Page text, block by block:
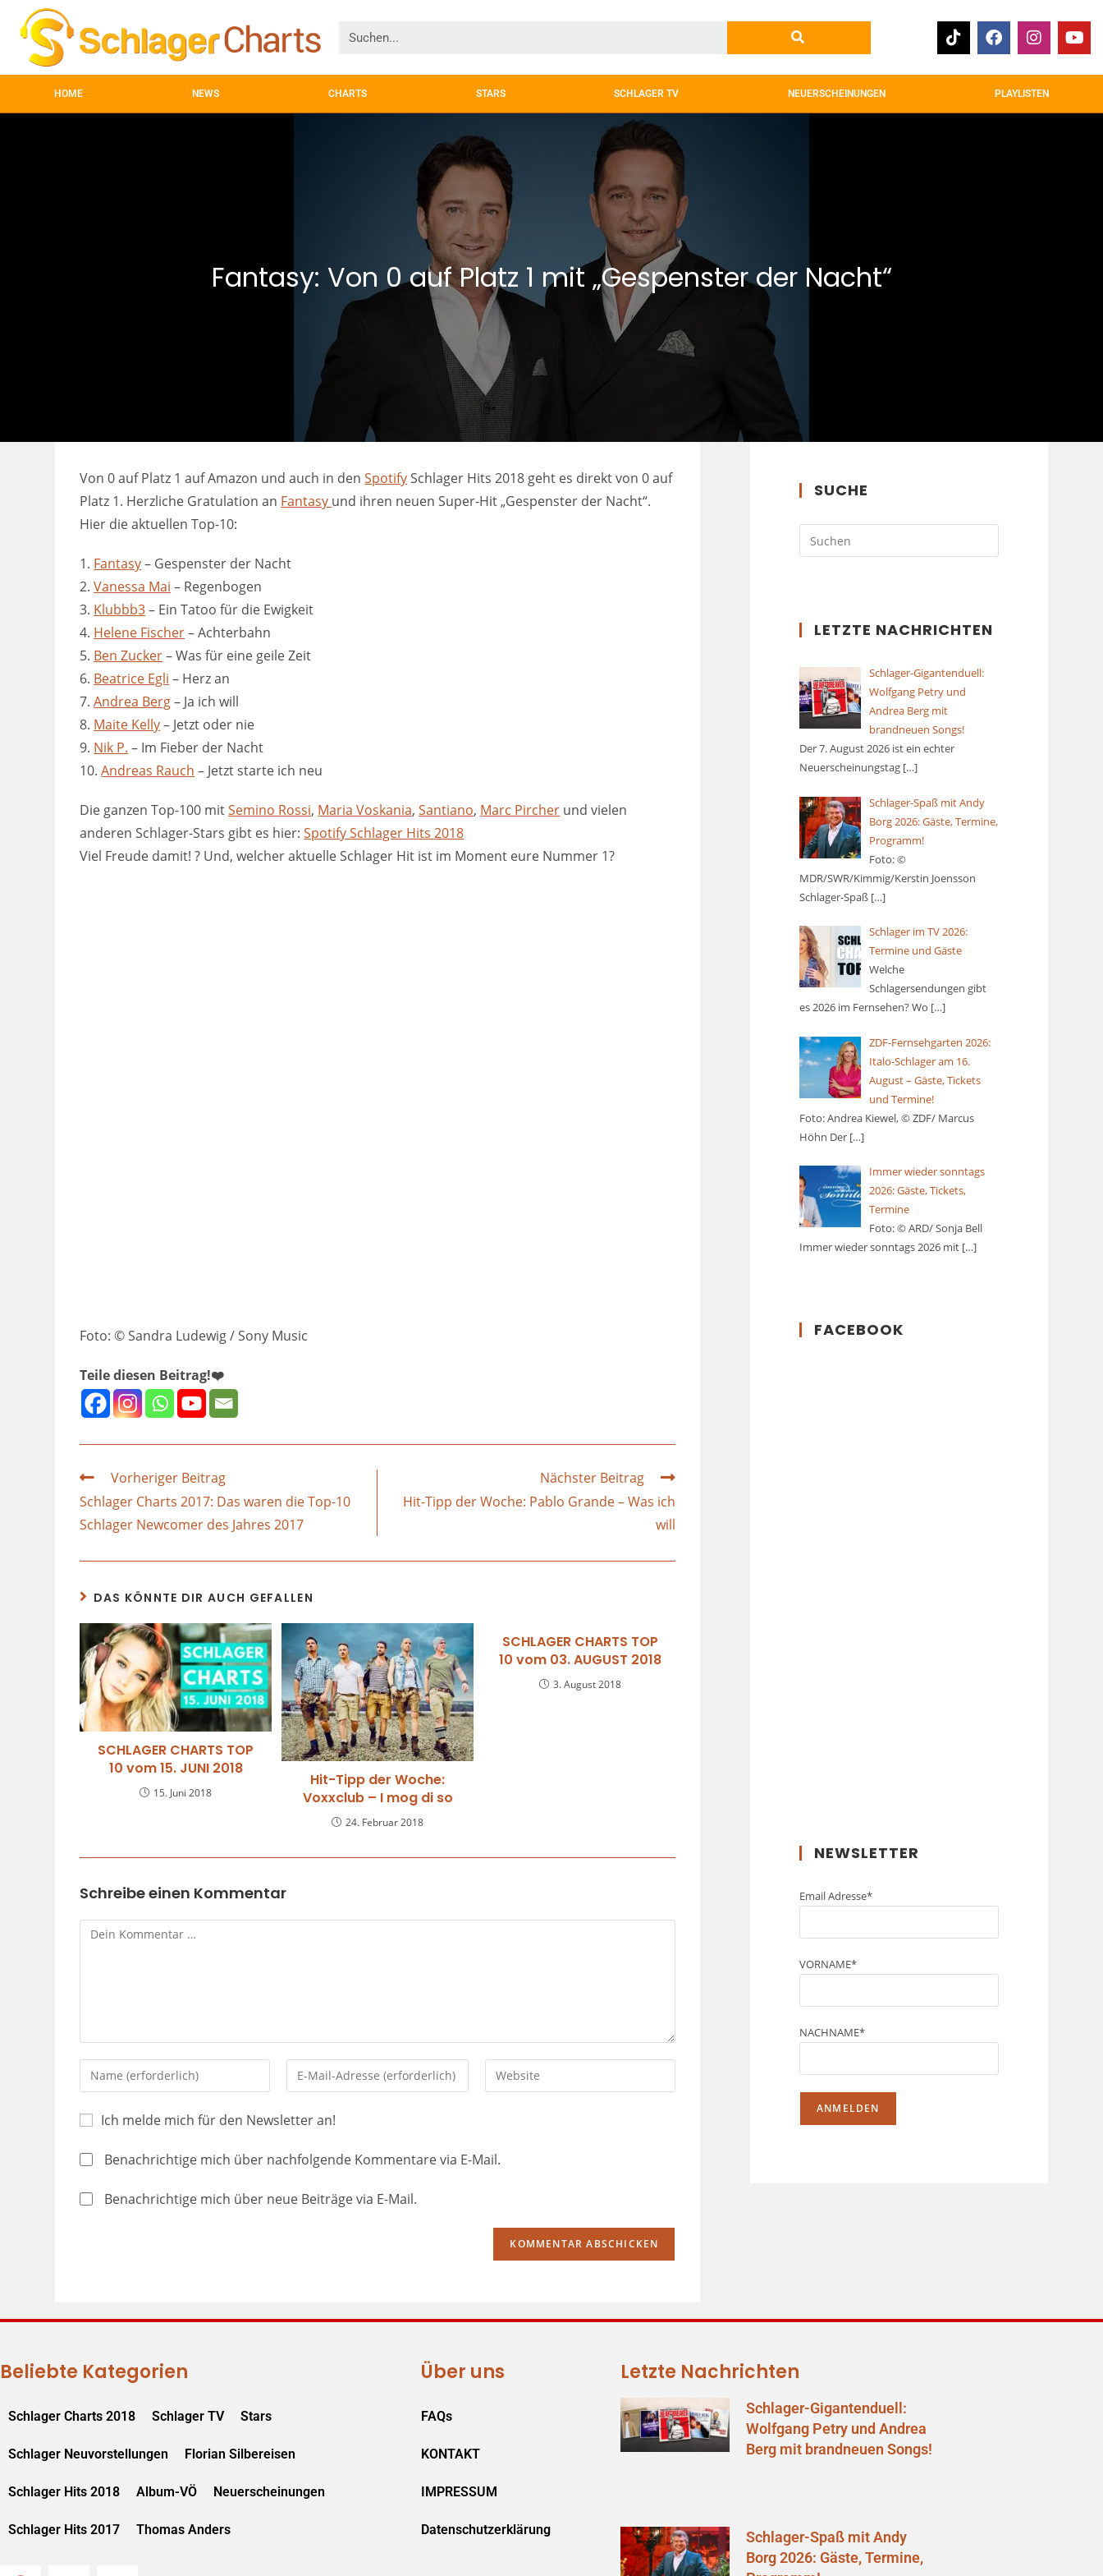
HOME NEWS CHARTS STARS SCHLAGER TV NEUERSCHEINUNGEN PLAYLISTEN
Fantasy: Von 0 auf Platz 1 mit „Gespenster der Nacht“
Von 0 auf Platz 1 auf Amazon und auch in denSpotifySchlager Hits 2018 geht es direkt von 0 auf
Platz 1. Herzliche Gratulation an Fantasy und ihren neuen Super-Hit „Gespenster der Nacht“.
Hier die aktuellen Top-10:
1. Fantasy– Gespenster der Nacht
2.Vanessa Mai – Regenbogen
3. Klubbb3– Ein Tatoo für die Ewigkeit
4. Helene Fischer– Achterbahn
5. Ben Zucker– Was für eine geile Zeit
6. Beatrice Egli – Herz an
7.Andrea Berg– Ja ich will
8. Maite Kelly– Jetzt oder nie
9. Nik P. – Im Fieber der Nacht
10.Andreas Rauch – Jetzt starte ich neu
Die ganzen Top-100 mitSemino Rossi, Maria Voskania,Santiano, Marc Pircher und vielen
anderen Schlager-Stars gibt es hier:Spotify Schlager Hits 2018
Viel Freude damit!? Und, welcher aktuelle Schlager Hit ist im Moment eure Nummer 1?
Foto: © Sandra Ludewig / Sony Music
Teile diesen Beitrag!❤️
Vorheriger Beitrag
Schlager Charts 2017: Das waren die Top-10
Schlager Newcomer des Jahres 2017
Nächster Beitrag
Hit-Tipp der Woche: Pablo Grande – Was ich
will
DAS KÖNNTE DIR AUCH GEFALLEN
SCHLAGER CHARTS TOP
10 vom 15. JUNI 2018
15. Juni 2018
Hit-Tipp der Woche:
Voxxclub – I mog di so
24. Februar 2018
SCHLAGER CHARTS TOP
10 vom 03. AUGUST 2018
3. August 2018
Schreibe einen Kommentar
Ich melde mich für den Newsletter an!
Benachrichtige mich über nachfolgende Kommentare via E-Mail.
Benachrichtige mich über neue Beiträge via E-Mail.
SUCHE
LETZTE NACHRICHTEN
Schlager-Gigantenduell:
Wolfgang Petry und
Andrea Berg mit
brandneuen Songs!
Der 7. August 2026 ist ein echter
Neuerscheinungstag […]
Schlager-Spaß mit Andy
Borg 2026: Gäste, Termine,
Programm!
Foto: ©
MDR/SWR/Kimmig/Kerstin Joensson
Schlager-Spaß […]
Schlager im TV 2026:
Termine und Gäste
Welche
Schlagersendungen gibt
es 2026 im Fernsehen? Wo […]
ZDF-Fernsehgarten 2026:
Italo-Schlager am 16.
August – Gäste, Tickets
und Termine!
Foto: Andrea Kiewel, © ZDF/ Marcus
Höhn Der […]
Immer wieder sonntags
2026: Gäste, Tickets,
Termine
Foto: © ARD/ Sonja Bell
Immer wieder sonntags 2026 mit […]
FACEBOOK
NEWSLETTER
Email Adresse*
VORNAME*
NACHNAME*
Beliebte Kategorien
Schlager Charts 2018 Schlager TV Stars
Schlager Neuvorstellungen Florian Silbereisen
Schlager Hits 2018 Album-VÖ Neuerscheinungen
Schlager Hits 2017 Thomas Anders
Über uns
FAQs
KONTAKT
IMPRESSUM
Datenschutzerklärung
Letzte Nachrichten
Schlager-Gigantenduell:
Wolfgang Petry und Andrea
Berg mit brandneuen Songs!
Schlager-Spaß mit Andy
Borg 2026: Gäste, Termine,